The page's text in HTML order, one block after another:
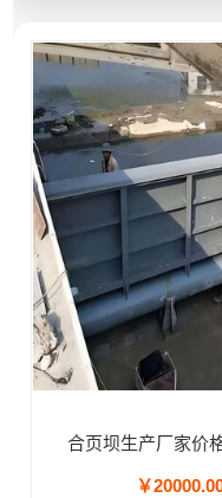
合页坝生产厂家价
￥